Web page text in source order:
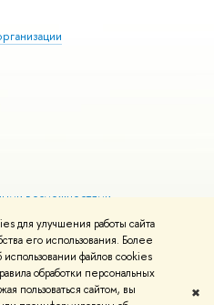
для улучшения работы сайта
его использования. Более
файлов cookies
обработки персональных
пользоваться сайтом, вы
✖
возможностями